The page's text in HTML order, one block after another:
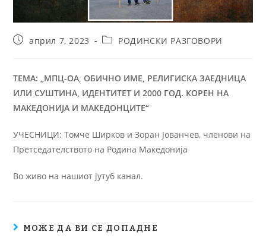
април 7, 2023 РОДИНСКИ РАЗГОВОРИ
ТЕМA: „МПЦ-ОА, ОБИЧНО ИМЕ, РЕЛИГИСКА ЗАЕДНИЦА
ИЛИ СУШТИНА, ИДЕНТИТЕТ И 2000 ГОД. КОРЕН НА
МАКЕДОНИЈА И МАКЕДОНЦИТЕ“
УЧЕСНИЦИ: Томче Ширков и Зоран Јованчев, членови на
Претседателството на Родина Македонија
Во живо на нашиот јутуб канал.
МОЖЕ ДА ВИ СЕ ДОПАДНЕ